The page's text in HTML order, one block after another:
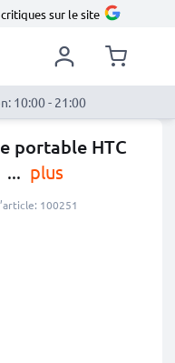
sur le site
10:00 - 21:00
portable HTC
... plus
100251